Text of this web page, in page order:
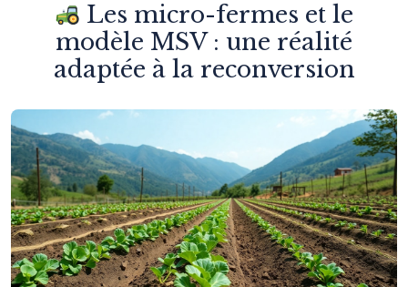
Les micro-fermes et le
modèle MSV : une réalité
adaptée à la reconversion